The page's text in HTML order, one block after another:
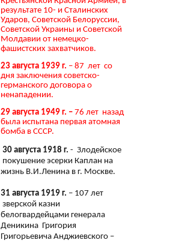
результате 10- и Сталинских
Ударов, Советской Белоруссии,
Советской Украины и Советской
Молдавии от немецко-
фашистских захватчиков.
23 августа 1939 г. – 87 лет со
дня заключения советско-
германского договора о
ненападении.
29 августа 1949 г. – 76 лет назад
была испытана первая атомная
бомба в СССР.
30 августа 1918 г. - Злодейское
покушение эсерки Каплан на
жизнь В.И.Ленина в г. Москве.
31 августа 1919 г. – 107 лет
зверской казни
белогвардейцами генерала
Деникина Григория
Григорьевича Анджиевского –